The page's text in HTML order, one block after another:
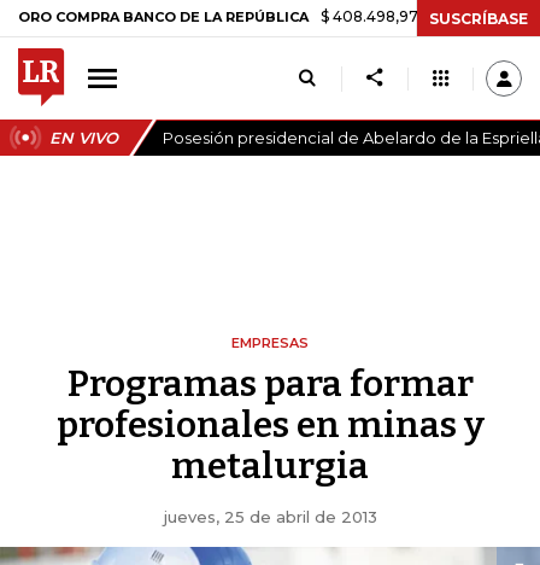
BANCO DE LA REPÚBLICA $ 408.498,97 +$ 8.753,81 +2,19%
SUSCRÍBASE
EN VIVO Posesión presidencial de Abelardo de la
EMPRESAS
Programas para formar
profesionales en minas y
metalurgia
jueves, 25 de abril de 2013